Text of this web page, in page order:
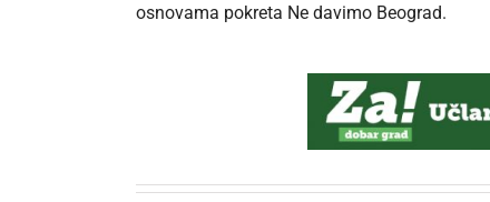
osnovama pokreta Ne davimo Beograd.